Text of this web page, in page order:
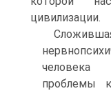
цивилизации.
человека
проблемы